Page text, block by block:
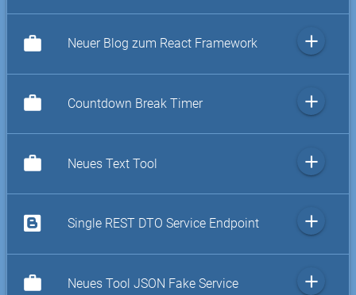
work Neuer Blog zum React Framework add
work Countdown Break Timer add
work Neues Text Tool add
Single REST DTO Service Endpoint add
work Neues Tool JSON Fake Service add